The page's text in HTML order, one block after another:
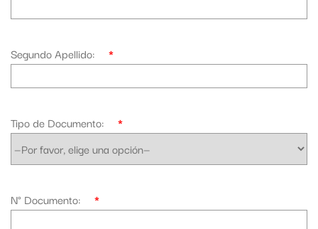
Segundo Apellido: *
Tipo de Documento: *
N° Documento: *